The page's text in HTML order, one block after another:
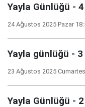
Yayla Günlüğü - 4
24 Ağustos 2025 Pazar
Yayla günlüğü - 3
23 Ağustos 2025
Yayla Günlüğü - 2